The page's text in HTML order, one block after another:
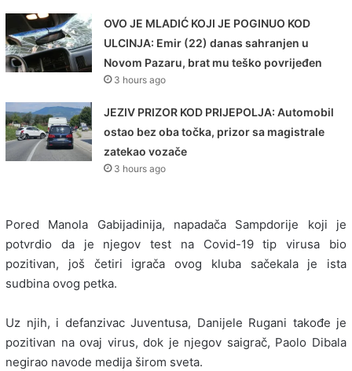
OVO JE MLADIĆ KOJI JE POGINUO KOD
ULCINJA: Emir (22) danas sahranjen u
Novom Pazaru, brat mu teško povrijeđen
3 hours ago
JEZIV PRIZOR KOD PRIJEPOLJA: Automobil
ostao bez oba točka, prizor sa magistrale
zatekao vozače
3 hours ago
Pored Manola Gabijadinija, napadača Sampdorije koji je
potvrdio da je njegov test na Covid-19 tip virusa bio
pozitivan, još četiri igrača ovog kluba sačekala je ista
sudbina ovog petka.
Uz njih, i defanzivac Juventusa, Danijele Rugani takođe je
pozitivan na ovaj virus, dok je njegov saigrač, Paolo Dibala
negirao navode medija širom sveta.